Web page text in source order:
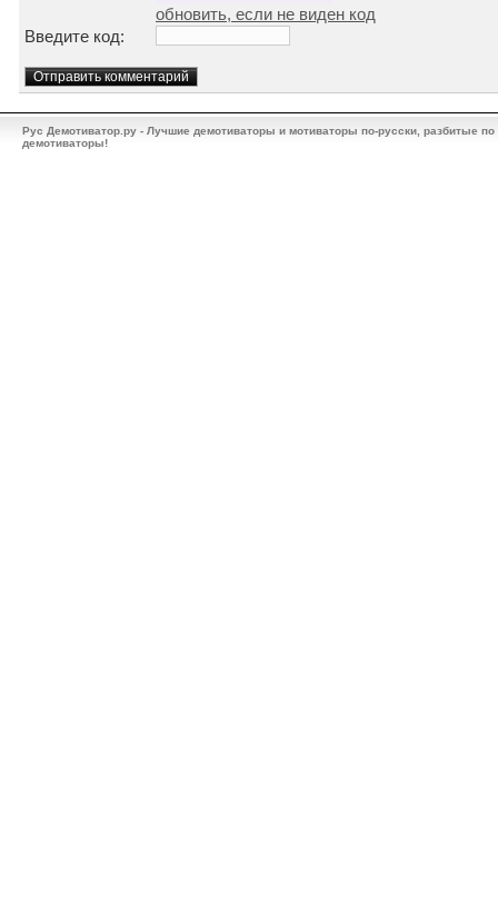
обновить, если не виден код
Введите код:
Рус Демотиватор.ру - Лучшие демотиваторы и мотиваторы по-русски, разбитые
демотиваторы!